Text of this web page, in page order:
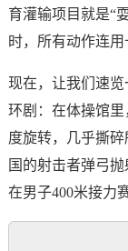
育灌输项目就是“
时，所有动作连
现在，让我们速
环剧：在体操馆
度旋转，几乎撕
国的射击者弹弓
在男子400米接力